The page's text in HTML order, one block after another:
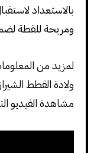
بالاستعداد
ومريحة للقطة
لمزيد من
ولادة القطط
مشاهدة الفيديو